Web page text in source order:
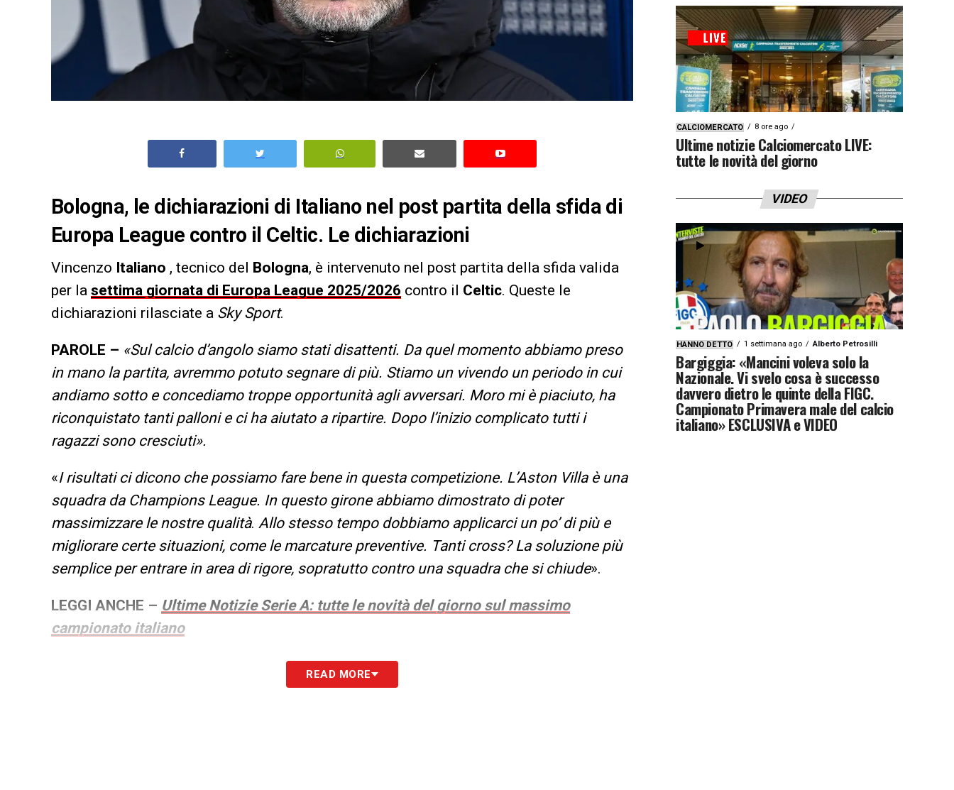
Bologna, le dichiarazioni di Italiano nel post partita della sfida di
Europa League contro il Celtic. Le dichiarazioni
Vincenzo Italiano , tecnico del Bologna, è intervenuto nel post partita della sfida valida
per la settima giornata di Europa League 2025/2026 contro il Celtic. Queste le
dichiarazioni rilasciate a Sky Sport.
PAROLE – «Sul calcio d’angolo siamo stati disattenti. Da quel momento abbiamo preso
in mano la partita, avremmo potuto segnare di più. Stiamo un vivendo un periodo in cui
andiamo sotto e concediamo troppe opportunità agli avversari. Moro mi è piaciuto, ha
riconquistato tanti palloni e ci ha aiutato a ripartire. Dopo l’inizio complicato tutti i
ragazzi sono cresciuti».
«I risultati ci dicono che possiamo fare bene in questa competizione. L’Aston Villa è una
squadra da Champions League. In questo girone abbiamo dimostrato di poter
massimizzare le nostre qualità. Allo stesso tempo dobbiamo applicarci un po’ di più e
migliorare certe situazioni, come le marcature preventive. Tanti cross? La soluzione più
semplice per entrare in area di rigore, sopratutto contro una squadra che si chiude».
LEGGI ANCHE – Ultime Notizie Serie A: tutte le novità del giorno sul massimo
campionato italiano
LA PLAYLIST DELLE NOSTRE TOP NEWSREAD MORE
CALCIOMERCATO 8 ore ago
Ultime notizie Calciomercato LIVE:
tutte le novità del giorno
VIDEO
HANNO DETTO 1 settimana ago Alberto Petrosilli
Bargiggia: «Mancini voleva solo la
Nazionale. Vi svelo cosa è successo
davvero dietro le quinte della FIGC.
Campionato Primavera male del calcio
italiano» ESCLUSIVA e VIDEO